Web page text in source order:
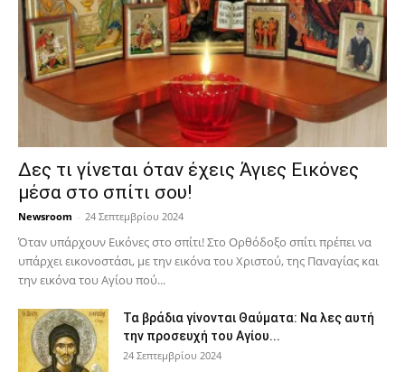
Δες τι γίνεται όταν έχεις Άγιες Εικόνες
μέσα στο σπίτι σου!
Newsroom - 24 Σεπτεμβρίου 2024
Όταν υπάρχουν Εικόνες στο σπίτι! Στο Ορθόδοξο σπίτι πρέπει να
υπάρχει εικονοστάσι, με την εικόνα του Χριστού, της Παν­αγίας και
την εικόνα του Αγίου πού...
Τα βράδια γίνονται Θαύματα: Να λες αυτή
την προσευχή του Αγίου...
24 Σεπτεμβρίου 2024